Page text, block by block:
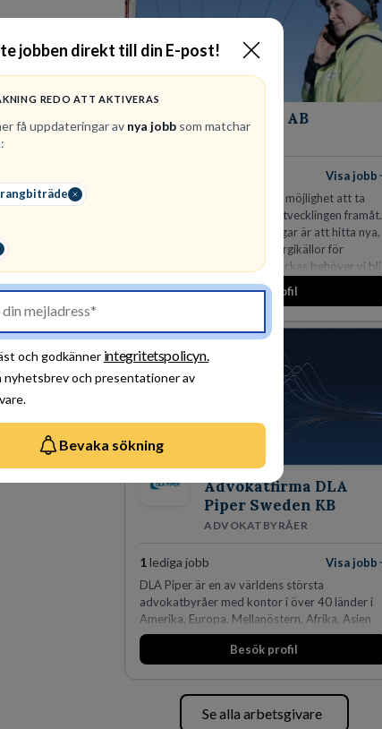
jobben direkt till din E-post!
REDO ATT AKTIVERAS
få uppdateringar av nya jobbsom matchar
och godkänner integritetspolicyn.
nyhetsbrev och presentationer av
Bevaka sökning
Vattenfall AB
Visa jobb
Hos oss på Vattenfall får du möjlighet att ta
stegen som driver dig och utvecklingen framåt.
En av våra främsta utmaningar är att hitta nya,
effektiva och förnybara energikällor för
en hållbar framtid. För att lyckas behöver vi bli
fler medarbetare som vill göra skillnad.
Besök profil
Advokatfirma DLA
Piper Sweden KB
ADVOKATBYRÅER
1lediga jobb
Visa jobb
DLA Piper är en av världens största
advokatbyråer med kontor i över 40 länder i
Amerika, Europa, Mellanöstern, Afrika, Asien
och Oceanien. Vi är specialister inom
affärsjuridikens alla områden och vi har några
Köpenhamn, Århus, Oslo och Helsingfors kan vi
på DLA Piper erbjuda våra klienter en unik,
Besök profil
Se alla arbetsgivare